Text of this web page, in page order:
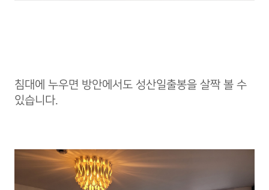
침대에 누우면 방안에서도 성산일출봉을 살짝 볼 수
있습니다.